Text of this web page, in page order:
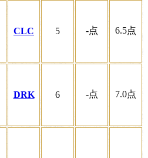
CLC 5 -点 6.5点
DRK 6 -点 7.0点